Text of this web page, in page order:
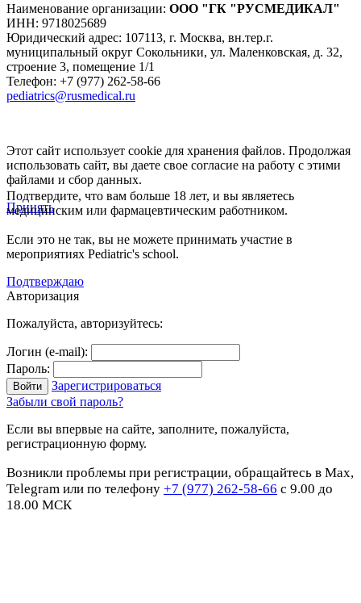
Наименование организации: ООО "ГК "РУСМЕДИКАЛ"
ИНН: 9718025689
Юридический адрес: 107113, г. Москва, вн.тер.г.
муниципальный округ Сокольники, ул. Маленковская, д. 32,
строение 3, помещение 1/1
Телефон: +7 (977) 262-58-66
pediatrics@rusmedical.ru
Этот сайт использует cookie для хранения файлов. Продолжая
использовать сайт, вы даете свое согласие на работу с этими
файлами и сбор данных.
Принять
Подтвердите, что вам больше 18 лет, и вы являетесь
медицинским или фармацевтическим работником.
Если это не так, вы не можете принимать участие в
мероприятиях Pediatric's school.
Подтверждаю
Авторизация
Пожалуйста, авторизуйтесь:
Логин (e-mail):
Пароль:
Зарегистрироваться
Забыли свой пароль?
Если вы впервые на сайте, заполните, пожалуйста,
регистрационную форму.
Возникли проблемы при регистрации, обращайтесь в Max,
Telegram или по телефону +7 (977) 262-58-66 с 9.00 до
18.00 МСК